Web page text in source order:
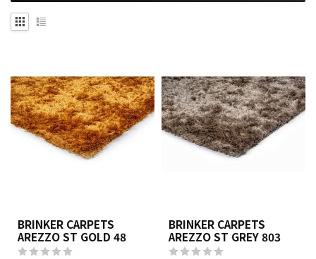
BRINKER CARPETS
AREZZO ST GOLD 48
BRINKER CARPETS
AREZZO ST GREY 803